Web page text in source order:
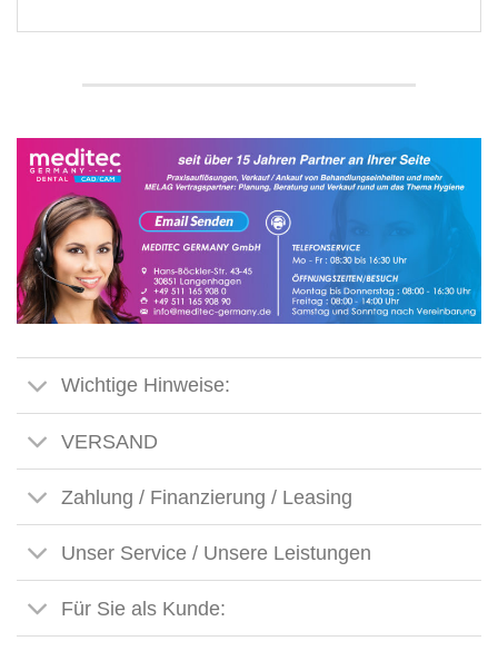
Wichtige Hinweise:
VERSAND
Zahlung / Finanzierung / Leasing
Unser Service / Unsere Leistungen
Für Sie als Kunde: